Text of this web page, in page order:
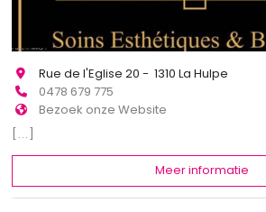
Rue de l'Eglise 20 - 1310 La Hulpe
0478 679 775
Bezoek onze Website
[...]
Meer informatie